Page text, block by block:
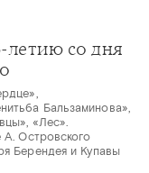
со дня
Бальзаминова»,
«Лес».
А. Островского
Берендея и Купавы